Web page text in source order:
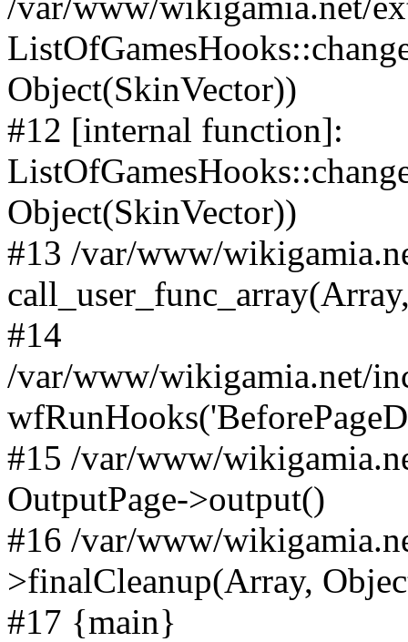
Object(SkinVector))
#12 [internal function]:
Object(SkinVector))
#13 /var/www/
#14
/var/www/wikigamia.net/
#15 /var/www/
OutputPage->output()
#16 /var/www/
>finalCleanup(Array,
#17 {main}